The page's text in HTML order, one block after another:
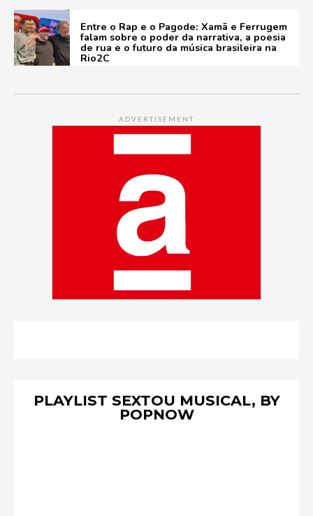
Entre o Rap e o Pagode: Xamã e Ferrugem
falam sobre o poder da narrativa, a poesia
de rua e o futuro da música brasileira na
Rio2C
ADVERTISEMENT
PLAYLIST SEXTOU MUSICAL, BY
POPNOW